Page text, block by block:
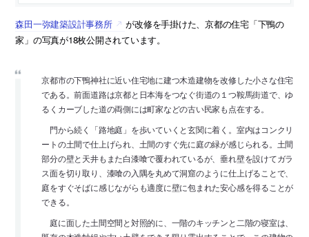
森田一弥建築設計事務所
が改修を手掛けた、京都の住宅「下鴨の
家」の写真が18枚公開されています。
京都市の下鴨神社に近い住宅地に建つ木造建物を改修した小さな住宅
である。前面道路は京都と日本海をつなぐ街道の１つ鞍馬街道で、ゆ
るくカーブした道の両側には町家などの古い民家も点在する。
門から続く「路地庭」を歩いていくと玄関に着く。室内はコンクリ
ートの土間で仕上げられ、土間のすぐ先に庭の緑が感じられる。土間
部分の壁と天井もまた白漆喰で覆われているが、垂れ壁を設けてガラ
ス面を切り取り、漆喰の入隅を丸めて洞窟のように仕上げることで、
庭をすぐそばに感じながらも適度に壁に包まれた安心感を得ることが
できる。
庭に面した土間空間と対照的に、一階のキッチンと二階の寝室は、